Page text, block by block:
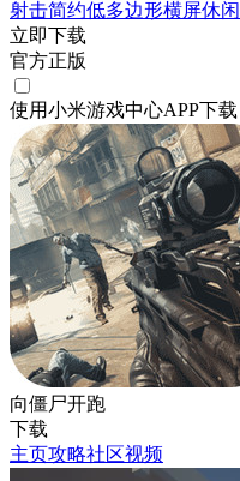
射击简约低多边形横屏休闲
立即下载
官方正版
使用小米游戏中心APP下载
向僵尸开跑
下载
主页攻略社区视频